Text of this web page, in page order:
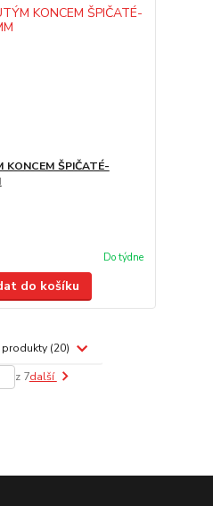
KONCEM ŠPIČATÉ-
Do týdne
do košíku
(20)
z 7další